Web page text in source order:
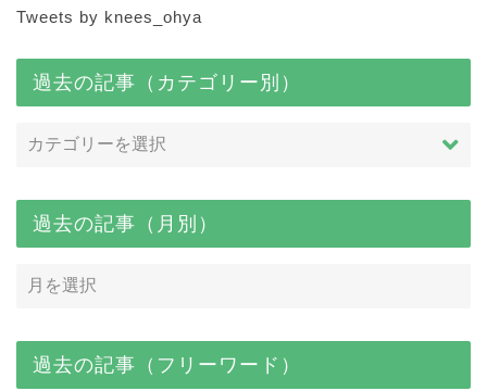
Tweets by knees_ohya
過去の記事（カテゴリー別）
過去の記事（月別）
過去の記事（フリーワード）